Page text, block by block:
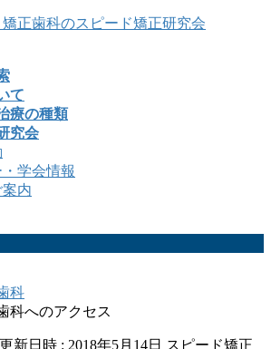
て
療の種類
究会
学会情報
案内
科
科へのアクセス
新日時 : 2018年5月14日 スピード矯正